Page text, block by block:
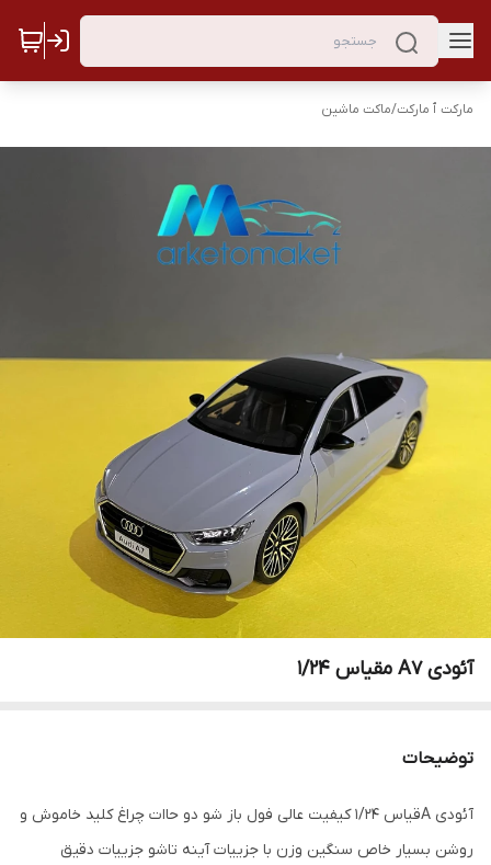
مارکت ٱ مارکت/ماکت ماشین
آئودی A7 مقیاس ۱/۲۴
توضیحات
آئودی Aقیاس ۱/۲۴ کیفیت عالی فول باز شو دو حاات چراغ کلید خاموش و
روشن بسیار خاص سنگین وزن با جزییات آینه تاشو جزییات دقیق